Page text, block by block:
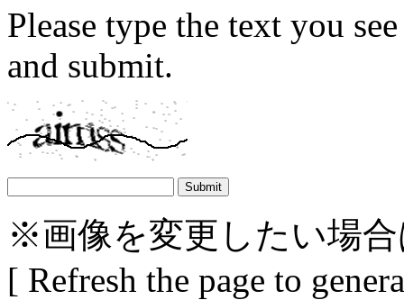
Please type the text you
and submit.
※画像を変更したい場
[ Refresh the page to